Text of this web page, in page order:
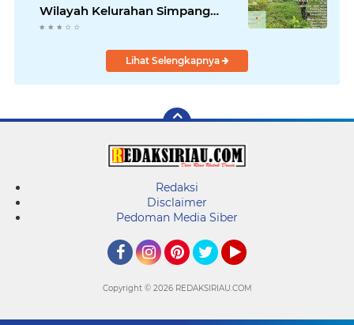
Wilayah Kelurahan Simpang
Belutu
Lihat Selengkapnya
Redaksi
Disclaimer
Pedoman Media Siber
Copyright © 2026 REDAKSIRIAU.COM